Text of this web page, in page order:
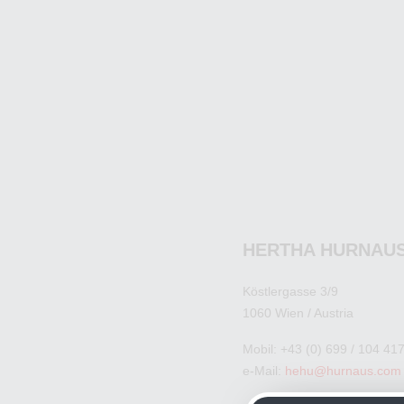
HERTHA
Köstlergasse 3/9
1060 Wien / Austria
Mobil: +43 (0) 699 / 104
e-Mail: hehu@hurnaus.com